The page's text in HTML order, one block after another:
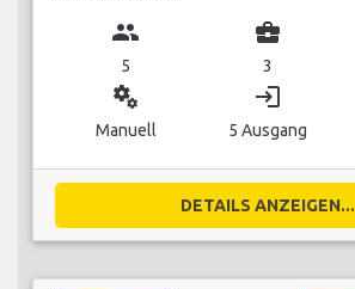
group
5
business_center
3
miscellaneous_services
Manuell
login
5 Ausgang
DETAILS ANZEIGEN...